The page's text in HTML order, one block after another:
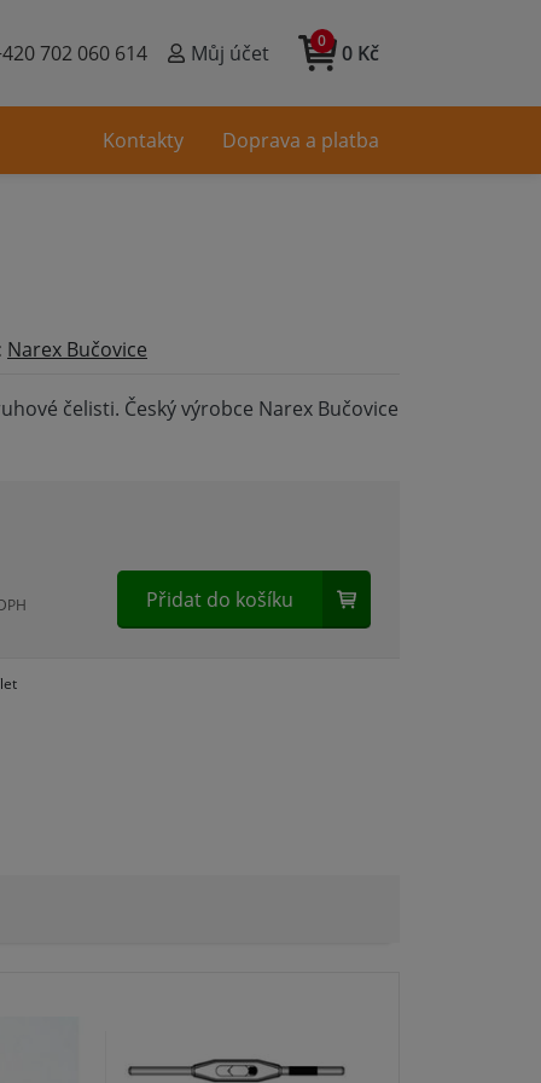
702 060 614 Můj účet 0 Kč
0
Narex Bučovice
čelisti. Český výrobce Narex Bučovice
Přidat do košíku
Kontakty Doprava a platba